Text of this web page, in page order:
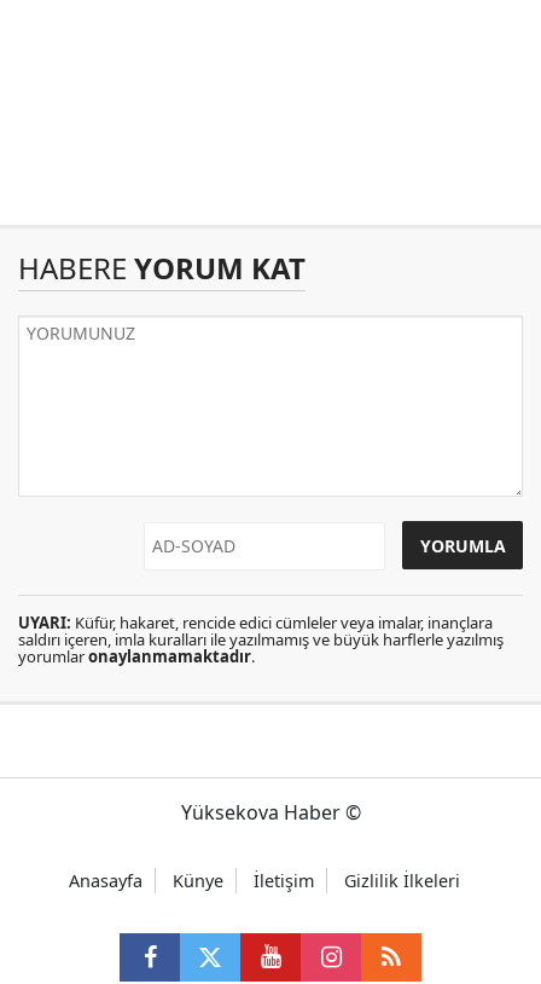
HABERE YORUM KAT
UYARI: Küfür, hakaret, rencide edici cümleler veya imalar, inançlara
saldırı içeren, imla kuralları ile yazılmamış ve büyük harflerle yazılmış
yorumlaronaylanmamaktadır.
Yüksekova Haber ©
Anasayfa Künye İletişim Gizlilik İlkeleri